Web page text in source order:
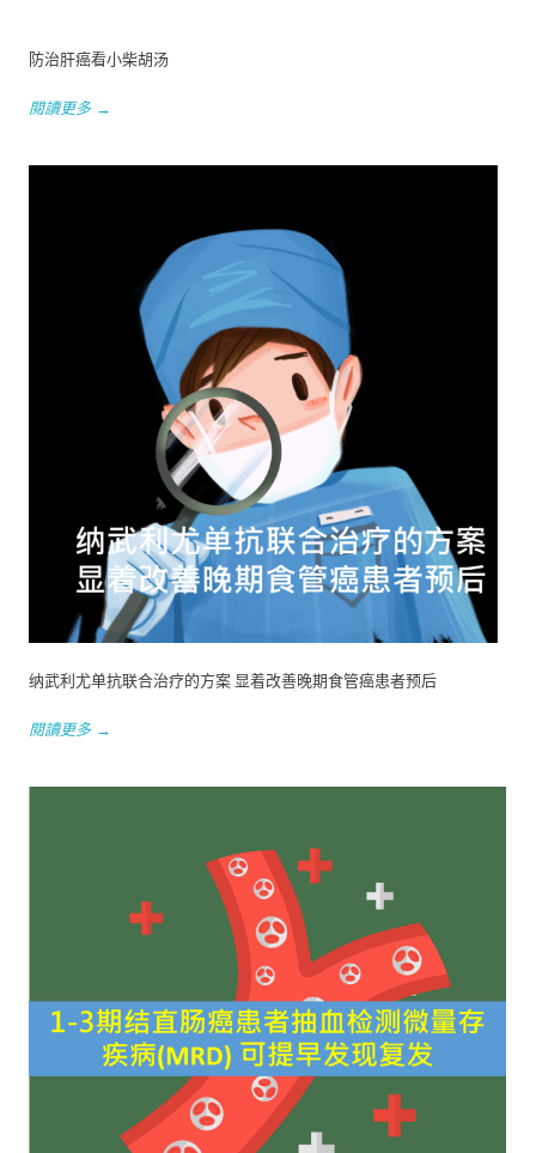
防治肝癌看小柴胡汤
閱讀更多 →
纳武利尤单抗联合治疗的方案 显着改善晚期食管癌患者预后
閱讀更多 →